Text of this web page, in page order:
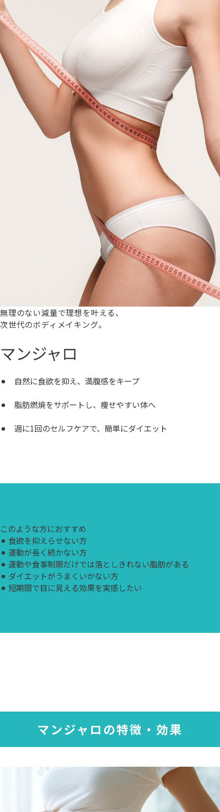
無理のない減量で理想を叶える、
次世代のボディメイキング。
マンジャロ
⚫︎ 自然に食欲を抑え、満腹感をキープ
⚫︎ 脂肪燃焼をサポートし、痩せやすい体へ
⚫︎ 週に1回のセルフケアで、簡単にダイエット
このような方におすすめ
⚫︎ 食欲を抑えらせない方
⚫︎ 運動が長く続かない方
⚫︎ 運動や食事制限だけでは落としきれない脂肪がある
⚫︎ ダイエットがうまくいかない方
⚫︎ 短期間で目に見える効果を実感したい
マンジャロの特徴・効果